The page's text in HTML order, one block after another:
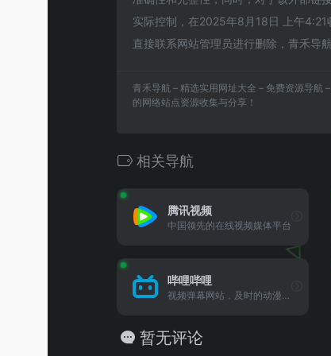
实际控制，在2025年8月18日 上午4:21
直接联系网站管理员进行删除，青禾导
青禾导航 – 精选实用网址大全 – 免费资源导航
的网络站点资源收集与分享！
相关导航
腾讯视频
中国领先的在线视频媒体平台
哔哩哔哩
视频弹幕网站，及时的动漫新...
暂无评论